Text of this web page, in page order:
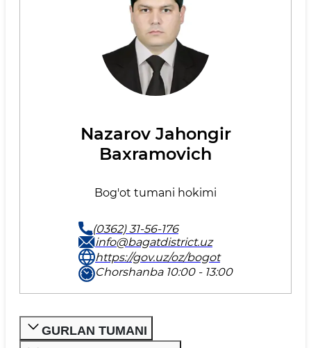
Nazarov Jahongir
Baxramovich
Bog'ot tumani hokimi
(0362) 31-56-176
info@bagatdistrict.uz
https://gov.uz/oz/bogot
Chorshanba 10:00 - 13:00
GURLAN TUMANI